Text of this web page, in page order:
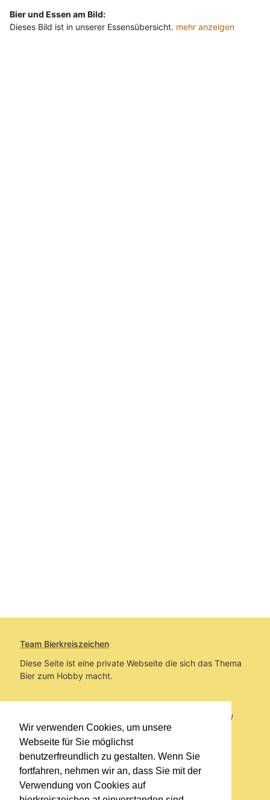
Wir verwenden Cookies, um unsere
Webseite für Sie möglichst
benutzerfreundlich zu gestalten. Wenn Sie
fortfahren, nehmen wir an, dass Sie mit der
Verwendung von Cookies auf
Bier und Essen am Bild:
Dieses Bild ist in unserer Essensübersicht. mehr anzeigen
Team Bierkreiszeichen
Diese Seite ist eine private Webseite die sich das Thema
Bier zum Hobby macht.
Sie befinden sich auf https://www.bierkreiszeichen.at/
im Pfad:Bierkreiszeichen/Gesammelte Biere
Erstellt: 2026-08-08
Links